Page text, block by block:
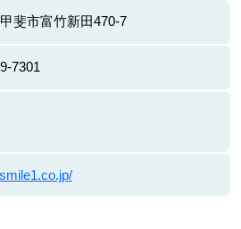
斐市富竹新田470-7
7301